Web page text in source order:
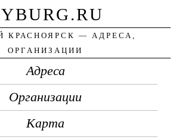
КРАСНОЯРСК — АДРЕСА,
ОРГАНИЗАЦИИ
Адреса
Организации
Карта